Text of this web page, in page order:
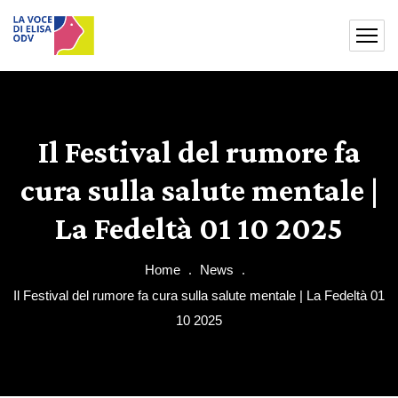
Il Festival del rumore fa
cura sulla salute mentale |
La Fedeltà 01 10 2025
Home
News
Il Festival del rumore fa cura sulla salute mentale | La Fedeltà 01
10 2025